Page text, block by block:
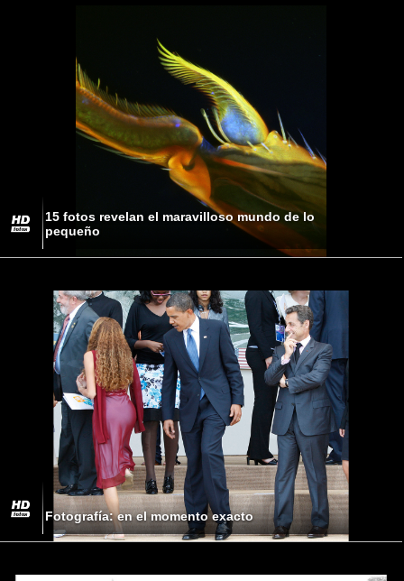
15 fotos revelan el maravilloso mundo de lo
pequeño
Fotografía: en el momento exacto